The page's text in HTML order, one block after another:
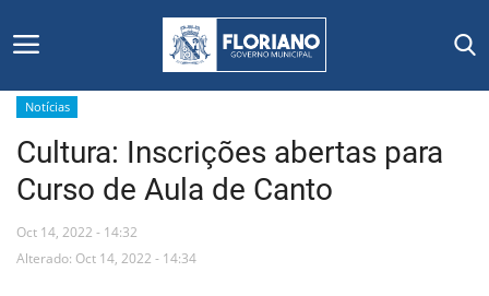
Início
Editais
Floriano
Notícias
Cultura: Inscrições abertas para
Curso de Aula de Canto
Oct 14, 2022 - 14:32
Alterado: Oct 14, 2022 - 14:34